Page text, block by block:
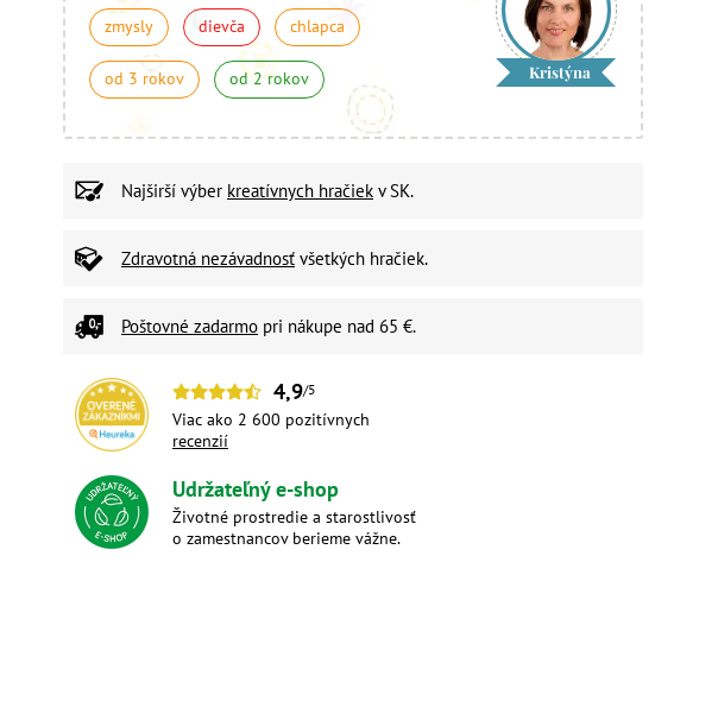
zmysly dievča chlapca
od 3 rokov od 2 rokov Kristýna
Najširší výber kreatívnych hračiek v SK.
Zdravotná nezávadnosť všetkých hračiek.
Poštovné zadarmo pri nákupe nad 65 €.
4,9/5
Viac ako 2 600 pozitívnych
recenzií
Udržateľný e-shop
Životné prostredie a starostlivosť
o zamestnancov berieme vážne.